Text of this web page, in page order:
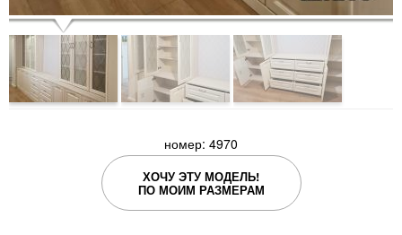
номер: 4970
ХОЧУ ЭТУ МОДЕЛЬ!
ПО МОИМ РАЗМЕРАМ